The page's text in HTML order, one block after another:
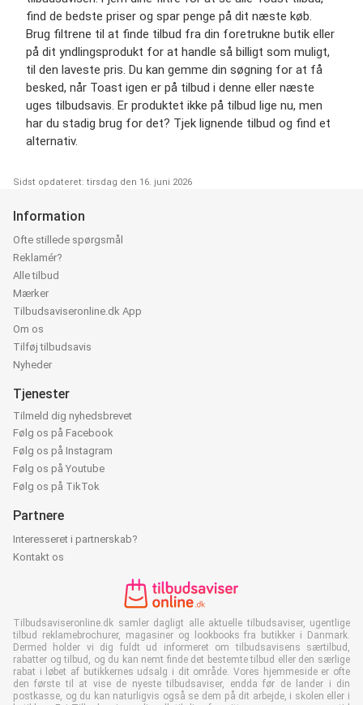
find de bedste priser og spar penge på dit næste køb.
Brug filtrene til at finde tilbud fra din foretrukne butik eller
på dit yndlingsprodukt for at handle så billigt som muligt,
til den laveste pris. Du kan gemme din søgning for at få
besked, når Toast igen er på tilbud i denne eller næste
uges tilbudsavis. Er produktet ikke på tilbud lige nu, men
har du stadig brug for det? Tjek lignende tilbud og find et
alternativ.
Sidst opdateret: tirsdag den 16. juni 2026
Information
Ofte stillede spørgsmål
Reklamér?
Alle tilbud
Mærker
Tilbudsaviseronline.dk App
Om os
Tilføj tilbudsavis
Nyheder
Tjenester
Tilmeld dig nyhedsbrevet
Følg os på Facebook
Følg os på Instagram
Følg os på Youtube
Følg os på TikTok
Partnere
Interesseret i partnerskab?
Kontakt os
Tilbudsaviseronline.dk samler dagligt alle aktuelle tilbudsaviser, ugentlige
tilbud reklamebrochurer, magasiner og lookbooks fra butikker i Danmark.
Dermed holder vi dig fuldt ud informeret om tilbudsavisens særtilbud,
rabatter og tilbud, og du kan nemt finde det bestemte tilbud eller den særlige
rabat i løbet af butikkernes udsalg i dit område. Vores hjemmeside er ofte
den første til at vise de nyeste tilbudsaviser, endda før de lander i din
postkasse, og du kan naturligvis også se dem på dit arbejde, i skolen eller i